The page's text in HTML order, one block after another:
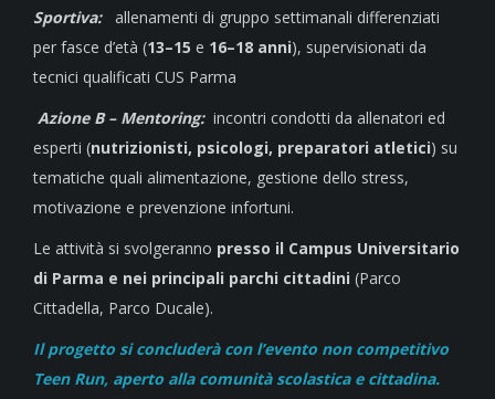
Sportiva:
allenamenti di gruppo settimanali differenziati
per fasce d’età (13–15 e 16–18 anni), supervisionati da
tecnici qualificati CUS Parma
Azione B – Mentoring:incontri condotti da allenatori ed
esperti (nutrizionisti, psicologi, preparatori atletici) su
tematiche quali alimentazione, gestione dello stress,
motivazione e prevenzione infortuni.
Le attività si svolgeranno presso il Campus Universitario
di Parma e nei principali parchi cittadini (Parco
Cittadella, Parco Ducale).
Il progetto si concluderà con l’evento non competitivo
Teen Run, aperto alla comunità scolastica e cittadina.